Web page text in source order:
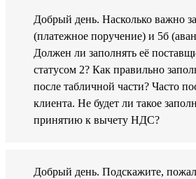
Добрый день. Насколько важно
(платежное поручение) и 5б
Должен ли заполнять её
статусом 2? Как правильно
после табличной части? Часто
клиента. Не будет ли такое
принятию к вычету НДС?
Добрый день. Подскажите,